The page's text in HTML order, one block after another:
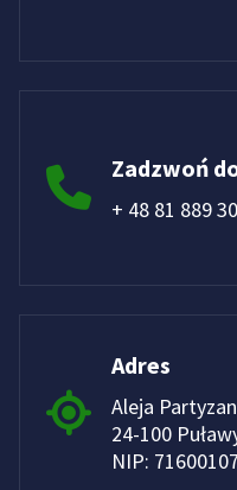
Zadzwoń
+ 48 81 889
Adres
Aleja
24-100
NIP: